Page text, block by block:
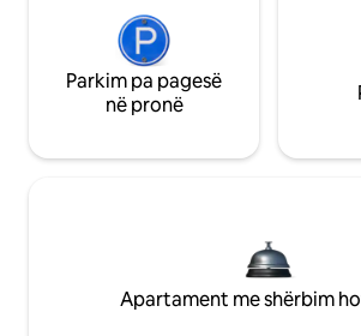
Parkim pa pagesë
në pronë
Apartament me shërbim